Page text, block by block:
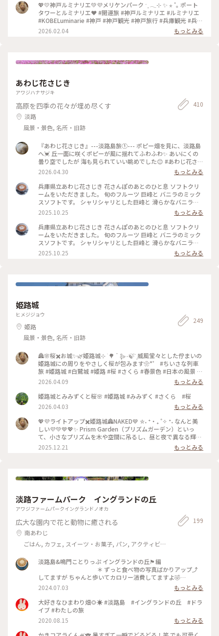
💖💛神戸ルミナリエ💚💜メリケンパーク ˑ ִֶ 𓂃⊹ ✨ ⋆ ˚｡ ポート
タワーとルミナリエ❤️ #開運旅 #神戸ルミナリエ #ルミナリエ
#KOBELuminarie #神戸 #神戸観光 #神戸旅行 #兵庫観光 #兵庫
旅行 #旧居留地 #東遊園地 #メリケンパーク #イルミネーショ
ン #冬の神戸 #光の回廊 #祈りの光 #復興の灯り #希望の光 #震
2026.02.04 もっとみる
あわじ花さじき
アワジハナサジキ
高原を四季の花々が埋め尽くす
淡路
風景・景色, 名所・旧跡
410
『あわじ花さじき』---淡路島旅①--- ポピー畑を見に、淡路島
へ💓 丘一面に咲くポピーが風に揺れてふわふわ✨ あいにくの
曇り空でしたが 海も見られていい眺めでした😊 #あわじ花さじ
き #ことりっぷ兵庫 #淡路島 #ちいさな列車旅
2026.04.30
もっとみる
兵庫県立あわじ花さじき 花さんぽのあとのひと息 ソフトクリ
ームをいただきました。 旬のフルーツ 巨峰と バニラのミック
スソフトです。 シャリシャリとした巨峰と 滑らかなバニラの
食感が 美味しい♡ お揃いカラーの センニチコウ畑で撮影しよ
うと思いましたが、溶けないうちに 緑を背景に パシャリ✨ く
っきり 爽やかな 1枚になりました😆 ・ ※投稿中にエラーが発
生し、送信出来なかったのので再度投稿して確認したところ、
既に投稿されており、同じ写真が2つ表示されていましたの
で、1つ削除しました。 いいね👍して下さった方、申し訳あり
ません。 #スイーツ #風景 #巨峰 #ソフトクリーム #千日紅 #花
2025.10.25
もっとみる
兵庫県立あわじ花さじき 花さんぽのあとのひと息 ソフトクリ
ームをいただきました。 旬のフルーツ 巨峰と バニラのミック
スソフトです。 シャリシャリとした巨峰と 滑らかなバニラの
食感が 美味しい♡ お揃いカラーの センニチコウ畑で撮影しよ
うと思いましたが、溶けないうちに 緑を背景に パシャリ✨ く
スポット #兵庫 #ことりっぷ淡路 #絶景 #ことりっぷと一緒 #淡
2025.10.25 もっとみる
姫路城
ヒメジジョウ
姫路
風景・景色, 名所・旧跡
249
🏯🌸桜✖️お城✨🌿姫路城⊹ ࣪ 🌳 ॱ ᩠🦢۰🍃་۪ 威風堂々とした佇まいの
姫路城にの周りをやさしく桜が包みます❀*゜ #ちいさな列車
旅 #姫路城 #白鷺城 #姫路 #桜 #さくら #春景色 #日本の風景 #
絶景スポット #お花見 #カメラ散歩 #風景写真 #世界遺産 #こと
りっぷ姫路 #ことりっぷ兵庫
2026.04.09
もっとみる
姫路城とみみずくと桜🌸 #姫路城 #みみずく #さくら #桜
2026.04.03
もっとみる
💖💜ライトアップ✖️姫路城🏯NAKED💙 ✮˖ ⁺‧₊ ˚✧ ⁺˖ なんと美
しい💜💚💙💖✨ Prism Garden（プリズムガーデン）といっ
て、小さなプリズムを木や空間に吊るし、昼と夜で異なる輝き
を見せる幻想的なインスタレーション。 このキラキラの虜にな
ってしまいました😆✨✨ #ことりっぷと一緒 #ことりっぷ 姫路
2025.12.21 もっとみる
淡路ファームパーク イングランドの丘
アワジファームパークイングランドノオカ
広大な園内で花と動物に癒される
南あわじ
ごはん, カフェ, スイーツ・お菓子, パン, アクティビ
199
淡路島&鳴門ことりっぷ イングランドの丘🏴󠁧󠁢󠁥󠁮󠁧󠁿編
＊ ずっと食べ物の写真ばかりアップ⤴️
してますが ちゃんと歩いてカロリー消費してますよ🤣
＊ 閉園1時間前に滑り込みましたので コ
アラ🐨さんは終電のサラリーマンのような 寝姿でありました
😂 睡眠時間の長い動物なので きっと起きてるのは稀でしょう
が🤭 ＊ 閉園30分前には宿舎へ戻る動物
も多いので コアラ🐨とバードゲージ🦜のみ見学しました😊
＊ #透明の世界 #イングランドの丘 #コ
アラ
2024.07.03
もっとみる
大好きなひまわり畑🌻☀️ #淡路島 #イングランドの丘 #ドラ
イブ #わたしの旅
2020.08.15
もっとみる